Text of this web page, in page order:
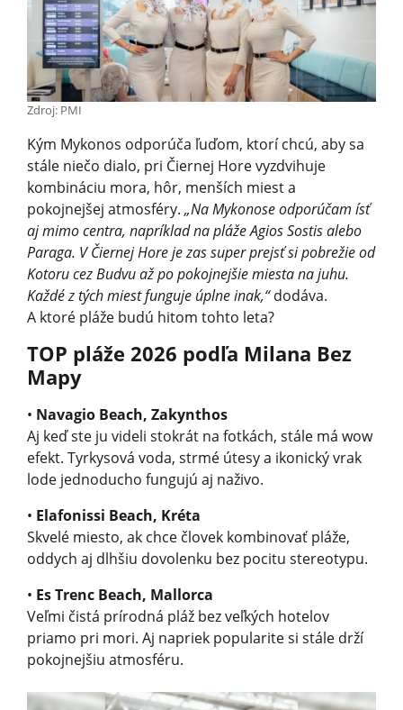
Zdroj: PMI
Kým Mykonos odporúča ľuďom, ktorí chcú, aby sa
stále niečo dialo, pri Čiernej Hore vyzdvihuje
kombináciu mora, hôr, menších miest a
pokojnejšej atmosféry. „Na Mykonose odporúčam ísť
aj mimo centra, napríklad na pláže Agios Sostis alebo
Paraga. V Čiernej Hore je zas super prejsť si pobrežie od
Kotoru cez Budvu až po pokojnejšie miesta na juhu.
Každé z tých miest funguje úplne inak,“dodáva.
A ktoré pláže budú hitom tohto leta?
TOP pláže 2026 podľa Milana Bez
Mapy
• Navagio Beach, Zakynthos
Aj keď ste ju videli stokrát na fotkách, stále má wow
efekt. Tyrkysová voda, strmé útesy a ikonický vrak
lode jednoducho fungujú aj naživo.
• Elafonissi Beach, Kréta
Skvelé miesto, ak chce človek kombinovať pláže,
oddych aj dlhšiu dovolenku bez pocitu stereotypu.
• Es Trenc Beach, Mallorca
Veľmi čistá prírodná pláž bez veľkých hotelov
priamo pri mori. Aj napriek popularite si stále drží
pokojnejšiu atmosféru.